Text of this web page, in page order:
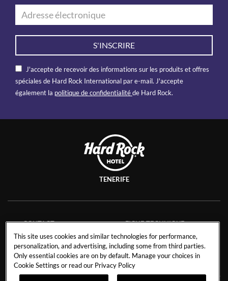
S'INSCRIRE
J'accepte de recevoir des informations sur les produits et offres
spéciales de Hard Rock International par e-mail. J'accepte
également la politique de confidentialitéde Hard Rock.
TENERIFE
CONTACT
CARRIÈRES
CONFIDENTIALITÉ
FICHE TECHNIQUE
SAVE THE PLANET
This site uses cookies and similar technologies for performance,
personalization, and advertising, including some from third parties.
Only essential cookies are on by default. Manage your choices in
Cookie Settings or read our Privacy Policy